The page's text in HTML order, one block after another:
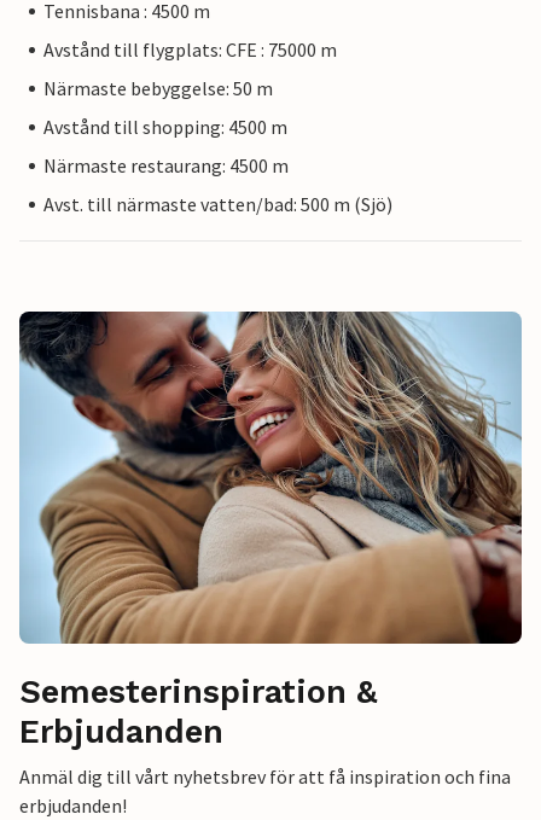
Tennisbana : 4500 m
Avstånd till flygplats: CFE : 75000 m
Närmaste bebyggelse: 50 m
Avstånd till shopping: 4500 m
Närmaste restaurang: 4500 m
Avst. till närmaste vatten/bad: 500 m (Sjö)
Semesterinspiration &
Erbjudanden
Anmäl dig till vårt nyhetsbrev för att få inspiration och fina
erbjudanden!